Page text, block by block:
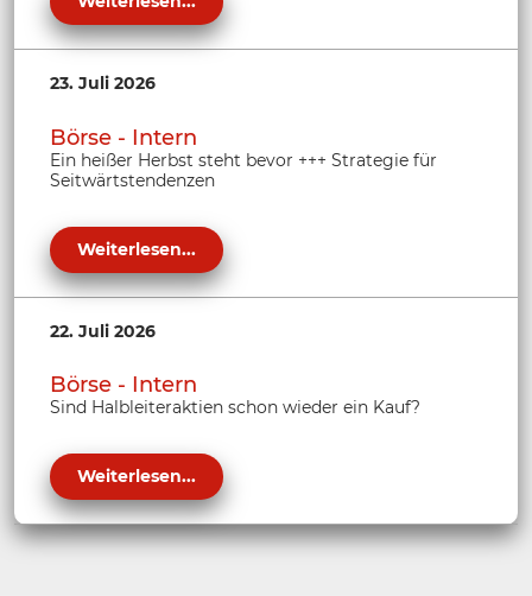
23. Juli 2026
Börse - Intern
Ein heißer Herbst steht bevor +++ Strategie für
Seitwärtstendenzen
Weiterlesen...
22. Juli 2026
Börse - Intern
Sind Halbleiteraktien schon wieder ein Kauf?
Weiterlesen...